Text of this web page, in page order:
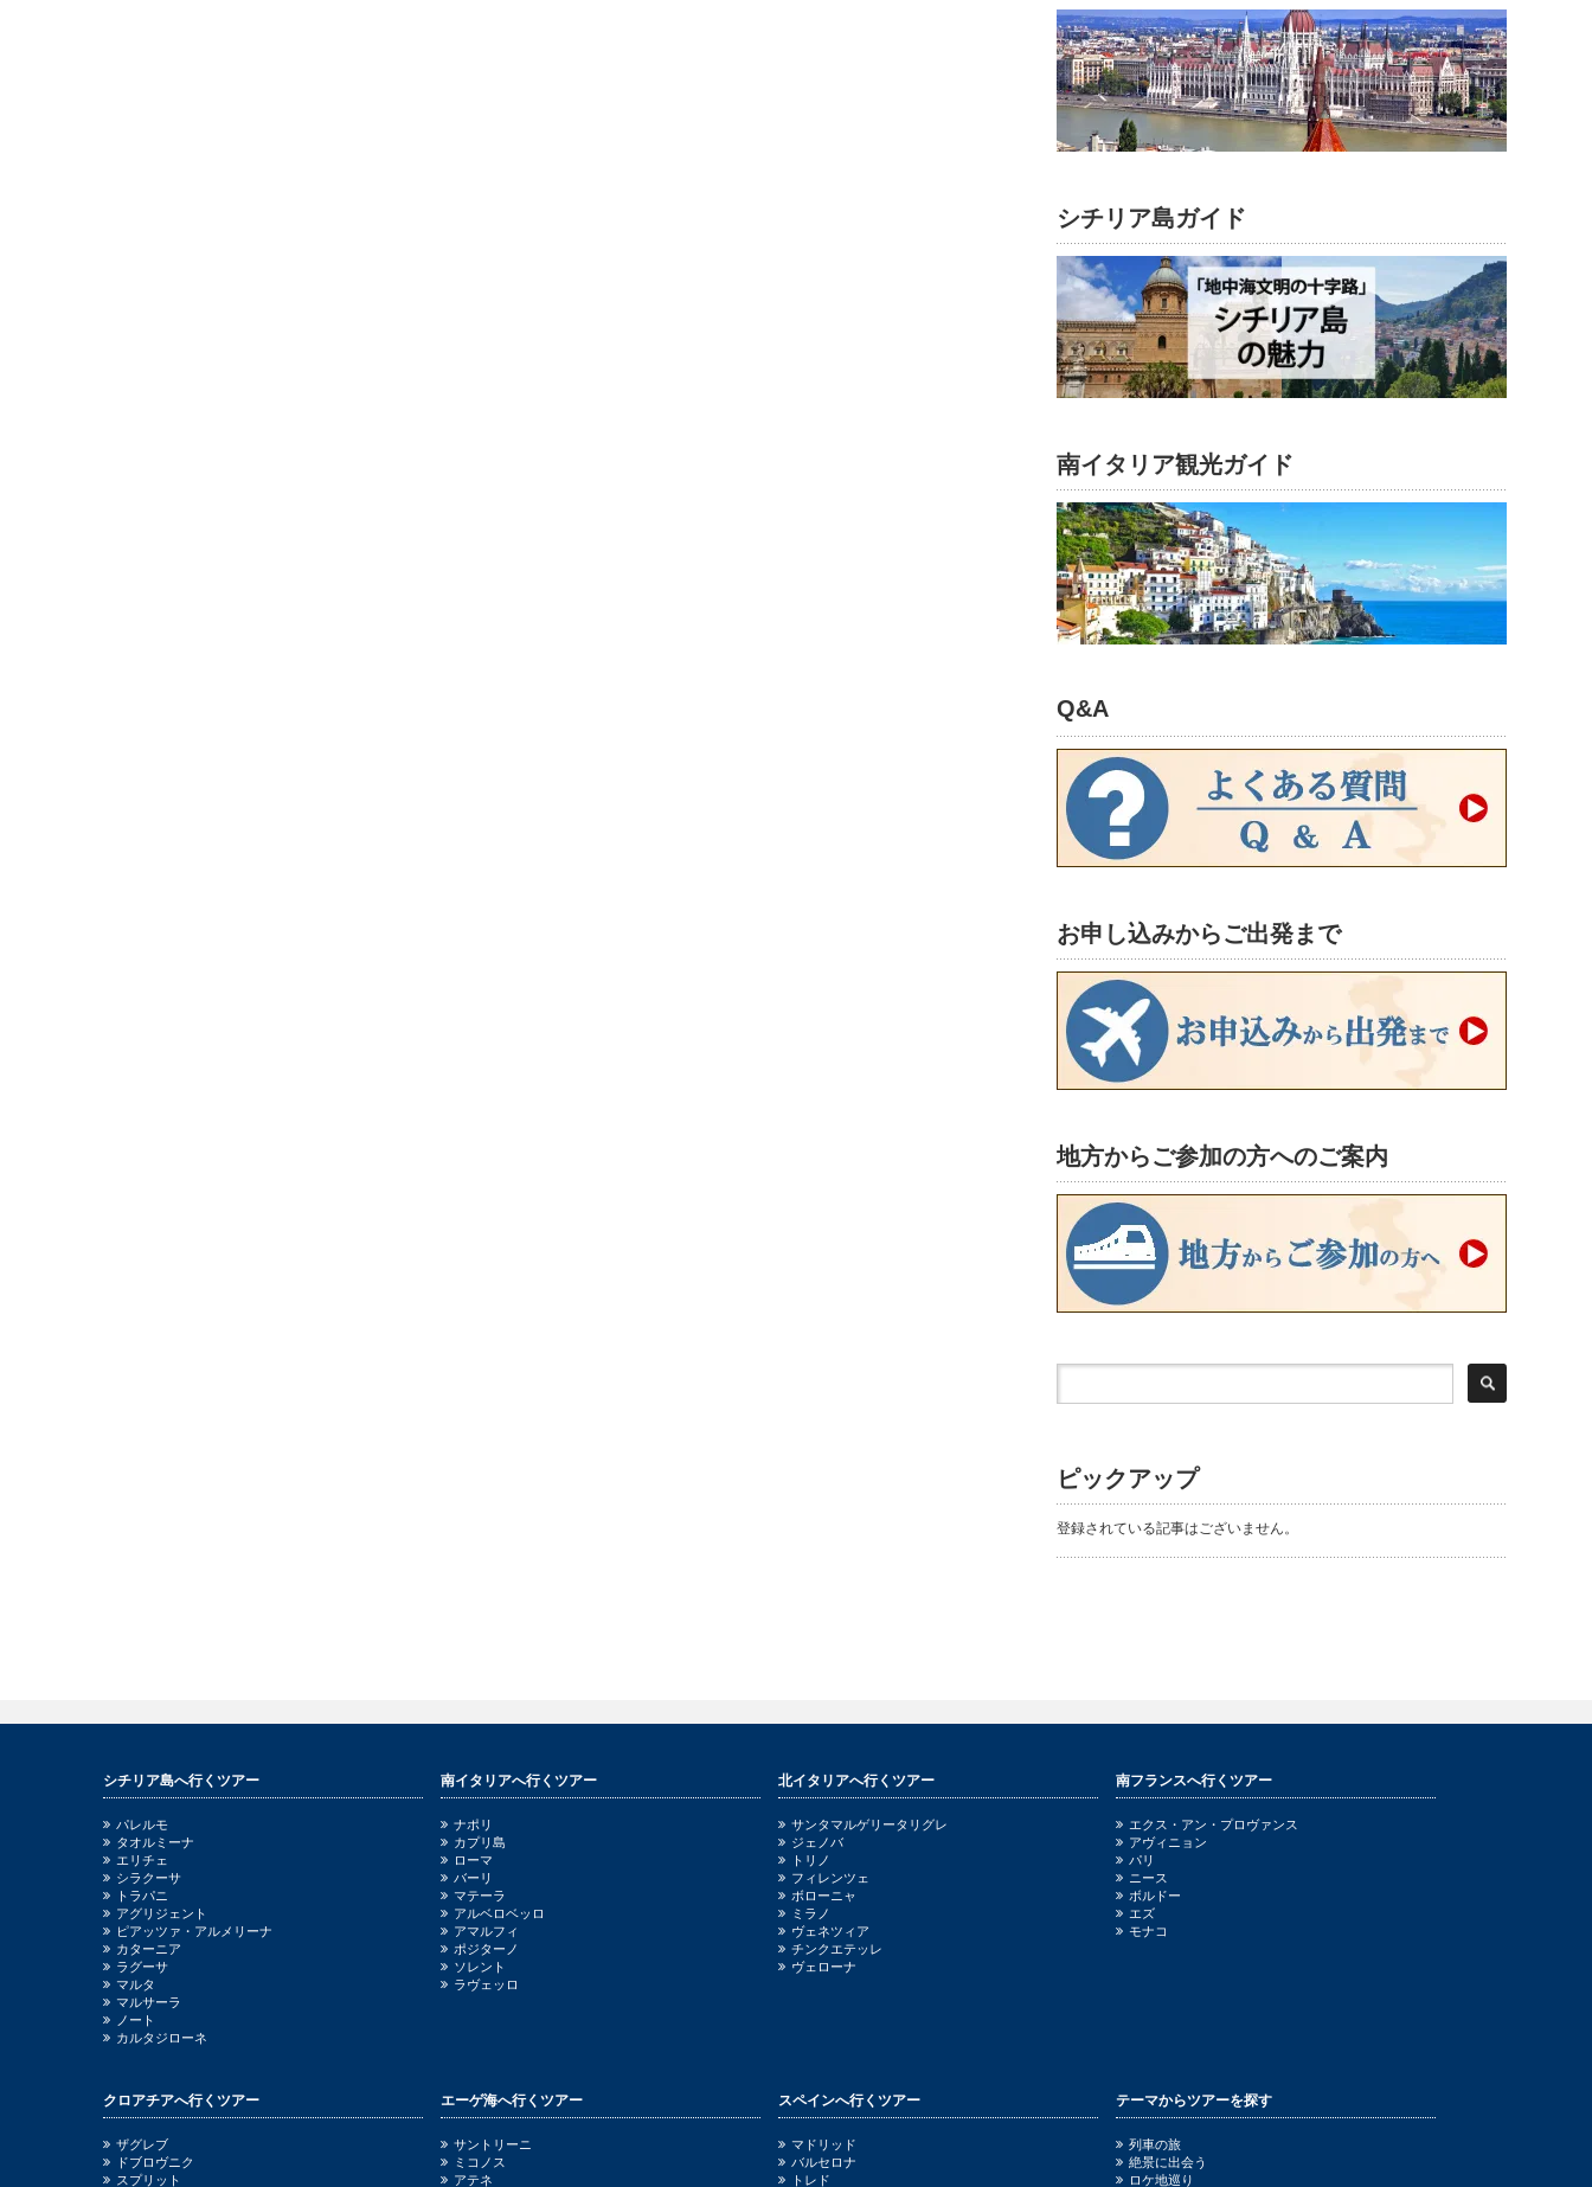
シチリア島ガイド
南イタリア観光ガイド
Q&A
お申し込みからご出発まで
地方からご参加の方へのご案内
ピックアップ
登録されている記事はございません。
シチリア島へ行くツアー
パレルモ
タオルミーナ
エリチェ
シラクーサ
トラパニ
アグリジェント
ピアッツァ・アルメリーナ
カターニア
ラグーサ
マルタ
マルサーラ
ノート
カルタジローネ
南イタリアへ行くツアー
ナポリ
カプリ島
ローマ
バーリ
マテーラ
アルベロベッロ
アマルフィ
ポジターノ
ソレント
ラヴェッロ
北イタリアへ行くツアー
サンタマルゲリータリグレ
ジェノバ
トリノ
フィレンツェ
ボローニャ
ミラノ
ヴェネツィア
チンクエテッレ
ヴェローナ
南フランスへ行くツアー
エクス・アン・プロヴァンス
アヴィニョン
パリ
ニース
ボルドー
エズ
モナコ
クロアチアへ行くツアー
ザグレブ
ドブロヴニク
スプリット
エーゲ海へ行くツアー
サントリーニ
ミコノス
アテネ
スペインへ行くツアー
マドリッド
バルセロナ
トレド
テーマからツアーを探す
列車の旅
絶景に出会う
ロケ地巡り